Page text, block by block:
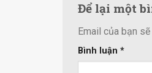
Để lại một
Email của bạn
Bình luận *